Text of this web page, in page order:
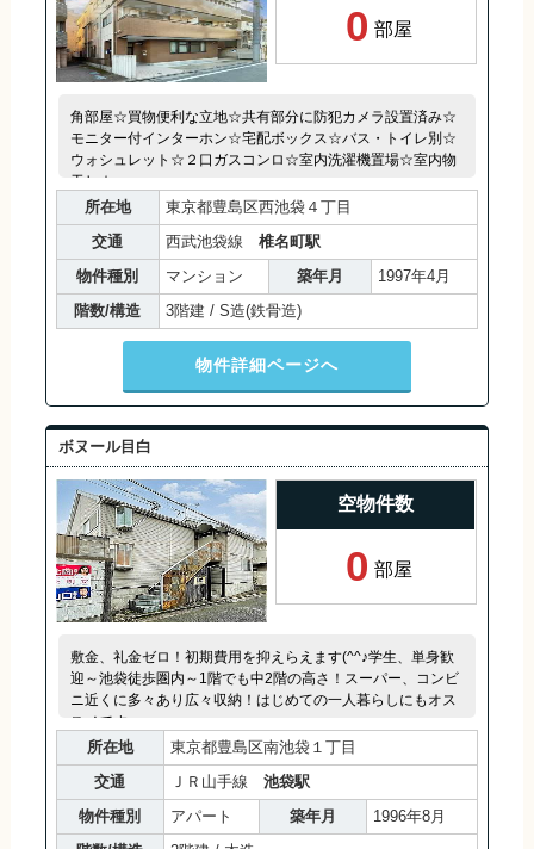
0 部屋
角部屋☆買物便利な立地☆共有部分に防犯カメラ設置済み☆
モニター付インターホン☆宅配ボックス☆バス・トイレ別☆
ウォシュレット☆２口ガスコンロ☆室内洗濯機置場☆室内物
干し☆
所在地
東京都豊島区西池袋４丁目
交通
西武池袋線 椎名町駅
物件種別
マンション 築年月
1997年4月
階数/構造
3階建 / S造(鉄骨造)
物件詳細ページへ
ボヌール目白
空物件数
0 部屋
敷金、礼金ゼロ！初期費用を抑えらえます(^^♪学生、単身歓
迎～池袋徒歩圏内～1階でも中2階の高さ！スーパー、コンビ
ニ近くに多々あり広々収納！はじめての一人暮らしにもオス
スメです。
所在地
東京都豊島区南池袋１丁目
交通
ＪＲ山手線 池袋駅
物件種別
アパート 築年月
1996年8月